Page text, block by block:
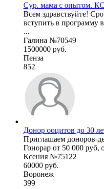
Сур. мама с опытом.
Всем здравствуйте!
вступить в программу
...
Галина №70549
1500000 руб.
Пенза
852
Донор ооцитов до 30
Приглашаем доноров-
Гонорар от 50 000 руб,
Ксения №75122
60000 руб.
Воронеж
399